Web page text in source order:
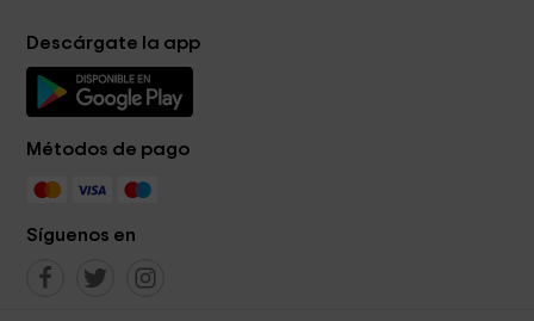
Descárgate la app
Métodos de pago
Síguenos en